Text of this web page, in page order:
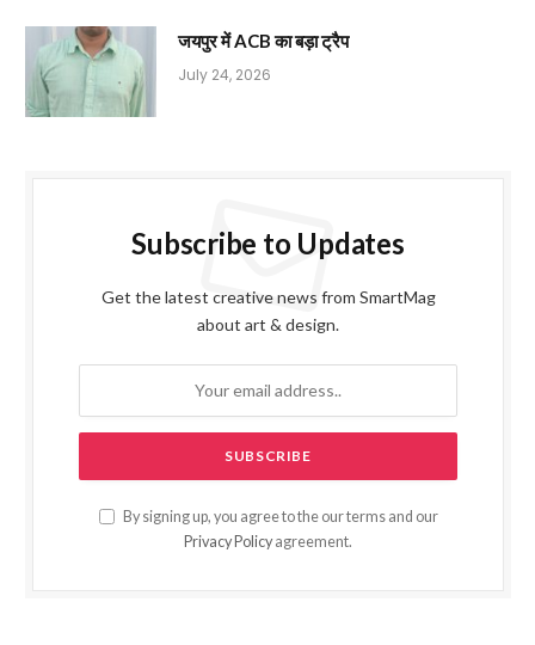
जयपुर में ACB का बड़ा ट्रैप
July 24, 2026
Subscribe to Updates
Get the latest creative news from SmartMag
about art & design.
By signing up, you agree to the our terms and our
Privacy Policy agreement.